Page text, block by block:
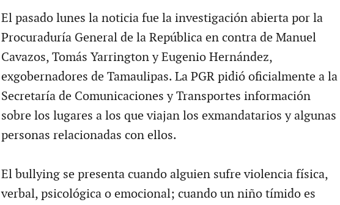
El pasado lunes la noticia fue la investigación abierta por la
Procuraduría General de la República en contra de Manuel
Cavazos, Tomás Yarrington y Eugenio Hernández,
exgobernadores de Tamaulipas. La PGR pidió oficialmente a la
Secretaría de Comunicaciones y Transportes información
sobre los lugares a los que viajan los exmandatarios y algunas
personas relacionadas con ellos.
El bullying se presenta cuando alguien sufre violencia física,
verbal, psicológica o emocional; cuando un niño tímido es